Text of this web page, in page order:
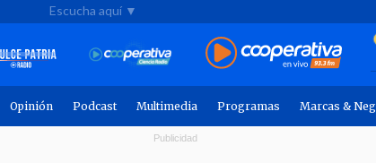
Escucha aquí ▼
Opinión Podcast Multimedia Programas Marcas &